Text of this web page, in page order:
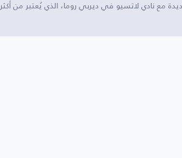
مع نادي لاتسيو في ديربي روما، الذي يُعتبر من أكثر